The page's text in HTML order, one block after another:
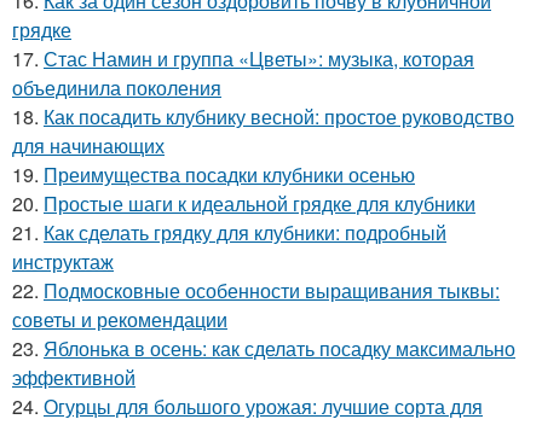
грядке
17. Стас Намин и группа «Цветы»: музыка, которая
объединила поколения
18. Как посадить клубнику весной: простое руководство
для начинающих
19. Преимущества посадки клубники осенью
20. Простые шаги к идеальной грядке для клубники
21. Как сделать грядку для клубники: подробный
инструктаж
22. Подмосковные особенности выращивания тыквы:
советы и рекомендации
23. Яблонька в осень: как сделать посадку максимально
эффективной
24. Огурцы для большого урожая: лучшие сорта для